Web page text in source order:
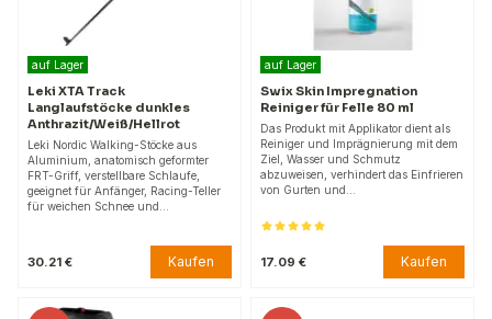
auf Lager
Leki XTA Track
Langlaufstöcke dunkles
Anthrazit/Weiß/Hellrot
Leki Nordic Walking-Stöcke aus
Aluminium, anatomisch geformter
FRT-Griff, verstellbare Schlaufe,
geeignet für Anfänger, Racing-Teller
für weichen Schnee und…
30.21 € Kaufen
auf Lager
Swix Skin Impregnation
Reiniger für Felle 80 ml
Das Produkt mit Applikator dient als
Reiniger und Imprägnierung mit dem
Ziel, Wasser und Schmutz
abzuweisen, verhindert das Einfrieren
von Gurten und…
17.09 € Kaufen